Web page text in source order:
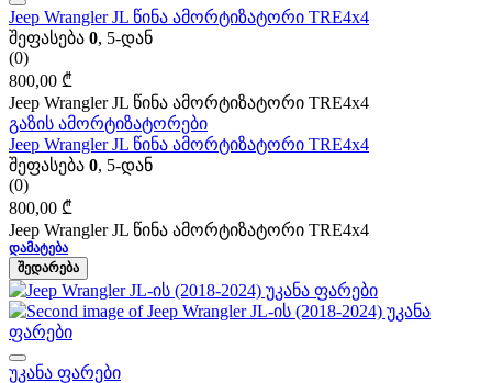
Jeep Wrangler JL წინა ამორტიზატორი TRE4x4
შეფასება 0, 5-დან
(0)
800,00 ₾
Jeep Wrangler JL წინა ამორტიზატორი TRE4x4
გაზის ამორტიზატორები
Jeep Wrangler JL წინა ამორტიზატორი TRE4x4
შეფასება 0, 5-დან
(0)
800,00 ₾
Jeep Wrangler JL წინა ამორტიზატორი TRE4x4
ᲓᲐᲛᲐᲢᲔᲑᲐ
ᲨᲔᲓᲐᲠᲔᲑᲐ
უკანა ფარები